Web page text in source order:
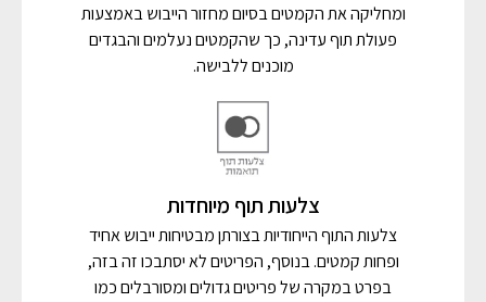
ומחליקה את הקמטים בסיום מחזור הייבוש באמצעות
פעולת תוף עדינה, כך שהקמטים נעלמים והבגדים
מוכנים ללבישה.
צלעות תוף מיוחדות
צלעות התוף הייחודיות בצורתן מבטיחות ייבוש אחיד
ופחות קמטים. בנוסף, הפריטים לא יסתבכו זה בזה,
בפרט במקרה של פריטים גדולים ומסורבלים כמו